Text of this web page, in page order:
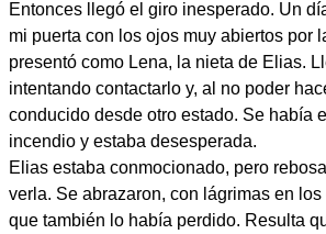
Entonces llegó el giro inesperado. Un
mi puerta con los ojos muy abiertos por
presentó como Lena, la nieta de Elias.
intentando contactarlo y, al no poder
conducido desde otro estado. Se había
incendio y estaba desesperada.
Elias estaba conmocionado, pero
verla. Se abrazaron, con lágrimas en
que también lo había perdido. Resulta